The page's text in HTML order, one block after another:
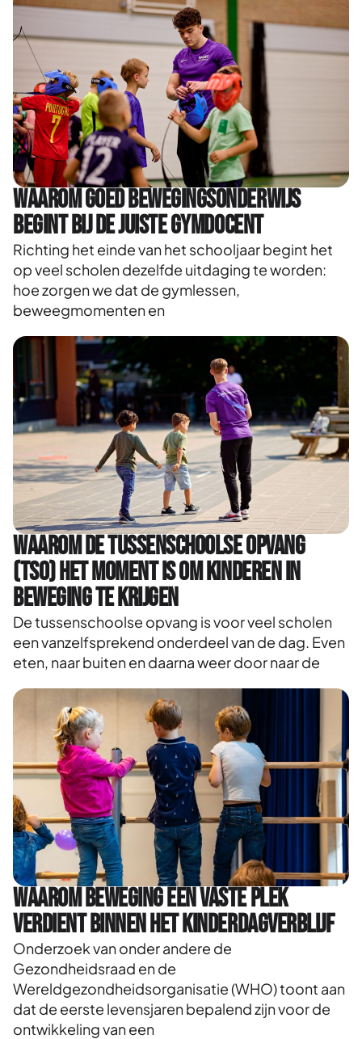
Waarom goed bewegingsonderwijs
begint bij de juiste gymdocent
Richting het einde van het schooljaar begint het
op veel scholen dezelfde uitdaging te worden:
hoe zorgen we dat de gymlessen,
beweegmomenten en
Waarom de tussenschoolse opvang
(TSO) het moment is om kinderen in
beweging te krijgen
De tussenschoolse opvang is voor veel scholen
een vanzelfsprekend onderdeel van de dag. Even
eten, naar buiten en daarna weer door naar de
Waarom beweging een vaste plek
verdient binnen het kinderdagverblijf
Onderzoek van onder andere de
Gezondheidsraad en de
Wereldgezondheidsorganisatie (WHO) toont aan
dat de eerste levensjaren bepalend zijn voor de
ontwikkeling van een